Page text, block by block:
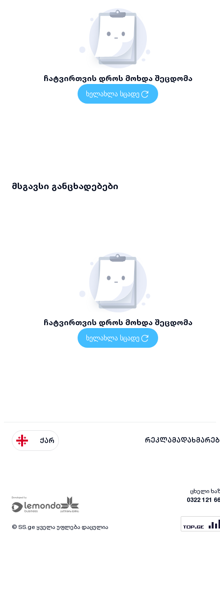
ჩატვირთვის დროს მოხდა შეცდომა
ხელახლა სცადე
მსგავსი განცხადებები
ჩატვირთვის დროს მოხდა შეცდომა
ხელახლა სცადე
ქარ რეკლამა
ცხელი
0322 121
© SS.ge ყველა უფლება დაცულია